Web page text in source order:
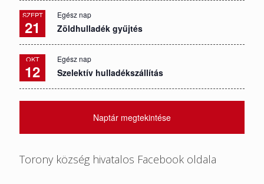
SZEPT
21
Egész nap
Zöldhulladék gyűjtés
OKT
12
Egész nap
Szelektív hulladékszállítás
Naptár megtekintése
Torony község hivatalos Facebook oldala